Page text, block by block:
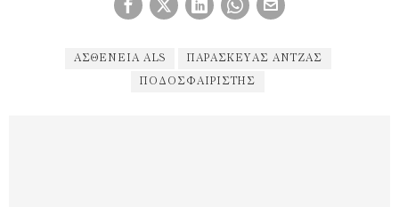
ΑΣΘΈΝΕΙΑ ALS ΠΑΡΑΣΚΕΥΆΣ ΆΝΤΖΑΣ
ΠΟΔΟΣΦΑΙΡΙΣΤΉΣ